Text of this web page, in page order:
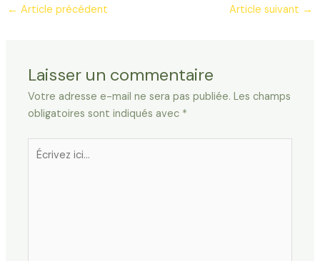
← Article précédent Article suivant →
Laisser un commentaire
Votre adresse e-mail ne sera pas publiée. Les champs
obligatoires sont indiqués avec *
Écrivez
ici…